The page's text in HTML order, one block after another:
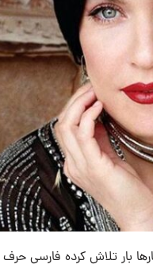
بار تلاش کرده‌ فارسی حرف